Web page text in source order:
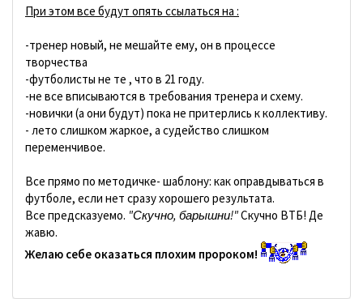
При этом все будут опять ссылаться на :
-тренер новый, не мешайте ему, он в процессе
творчества
-футболисты не те , что в 21 году.
-не все вписываются в требования тренера и схему.
-новички (а они будут) пока не притерлись к коллективу.
- лето слишком жаркое, а судейство слишком
переменчивое.
Все прямо по методичке- шаблону: как оправдываться в
футболе, если нет сразу хорошего результата.
Все предсказуемо. "Скучно, барышни!"Скучно ВТБ! Де
жавю.
Желаю себе оказаться плохим пророком!